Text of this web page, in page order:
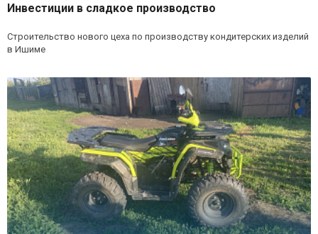
Инвестиции в сладкое производство
Строительство нового цеха по производству кондитерских изделий
в Ишиме